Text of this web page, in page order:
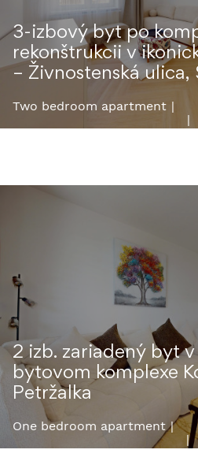
3-izbový byt po
rekonštrukcii v
– Živnostenská ulica,
Two bedroom apartment
2 izb. zariadený byt
bytovom komplexe
Petržalka
One bedroom apartment